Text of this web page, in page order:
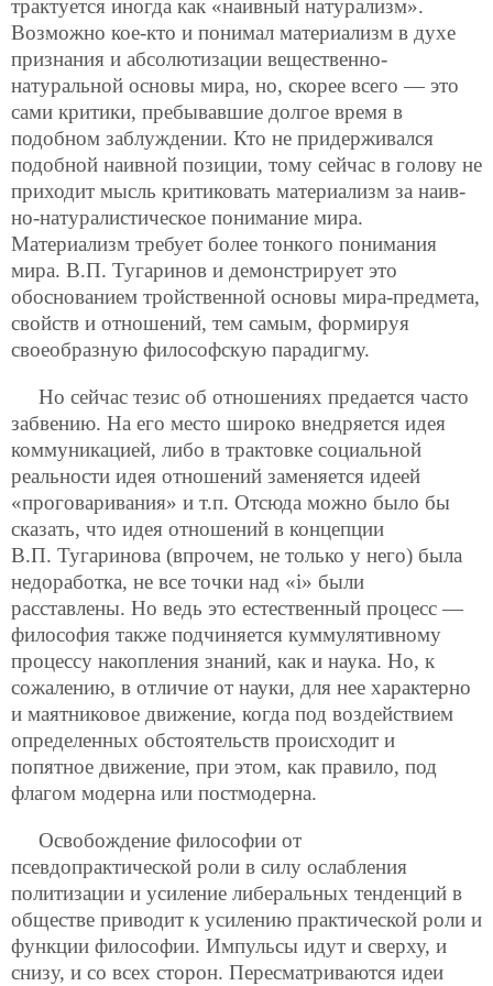
трактуется иногда как «наивный натурализм».
Возможно кое-кто и понимал материализм в духе
признания и абсолютизации вещественно-
натуральной основы мира, но, скорее всего — это
сами критики, пребывавшие долгое время в
подобном заблуждении. Кто не придерживался
подобной наивной позиции, тому сейчас в голову не
приходит мысль критиковать материализм за наив-
но-натуралистическое понимание мира.
Материализм требует более тонкого понимания
мира. В.П. Тугаринов и демонстрирует это
обоснованием тройственной основы мира-предмета,
свойств и отношений, тем самым, формируя
своеобразную философскую парадигму.
Но сейчас тезис об отношениях предается часто
забвению. На его место широко внедряется идея
коммуникацией, либо в трактовке социальной
реальности идея отношений заменяется идеей
«проговаривания» и т.п. Отсюда можно было бы
сказать, что идея отношений в концепции
В.П. Тугаринова (впрочем, не только у него) была
недоработка, не все точки над «i» были
расставлены. Но ведь это естественный процесс —
философия также подчиняется куммулятивному
процессу накопления знаний, как и наука. Но, к
сожалению, в отличие от науки, для нее характерно
и маятниковое движение, когда под воздействием
определенных обстоятельств происходит и
попятное движение, при этом, как правило, под
флагом модерна или постмодерна.
Освобождение философии от
псевдопрактической роли в силу ослабления
политизации и усиление либеральных тенденций в
обществе приводит к усилению практической роли и
функции философии. Импульсы идут и сверху, и
снизу, и со всех сторон. Пересматриваются идеи